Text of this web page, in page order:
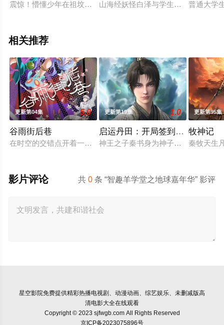
震惊！懵懂少年在祖坟偶遇修仙大姐姐，身上的怪病竟然奇迹
山海经妖怪白泽与学生小豆在现代人
普通大学
相关推荐
更新第04集 5.0
谷雨街后巷
在时空的交错点开着一间酒馆——谷雨街后巷。 无论城市的角落
更新第19集 1.0
启运丹田：开局签到至尊丹田
神王之子秦书身为神子，却天生凡体
更新第95集
牧神记
秦牧天生
共0 条 “智趣羊学堂之地球嘉年华” 影评
影片评论
星空影院免费提供精彩热播电视剧、动漫动画、综艺娱乐、未删减版高
清电影大全在线观看
Copyright © 2023 sjfwgb.com All Rights Reserved
京ICP备2023075896号